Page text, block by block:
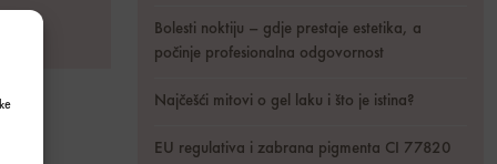
Bolesti noktiju – gdje prestaje estetika, a
počinje profesionalna odgovornost
Najčešći mitovi o gel laku i što je istina?
EU regulativa i zabrana pigmenta CI 77820